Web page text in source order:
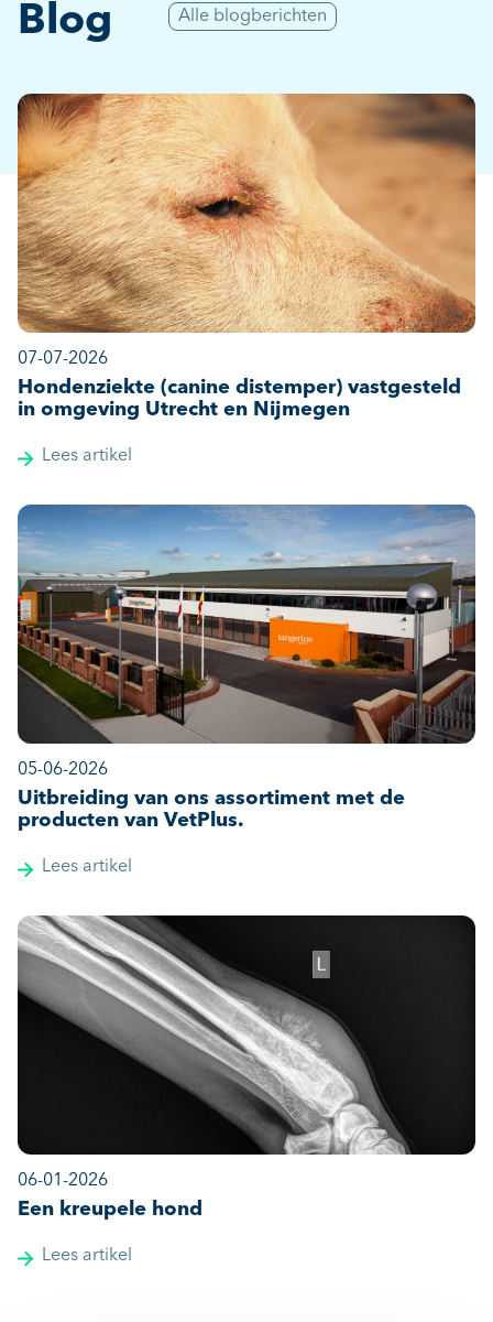
Blog Alle blogberichten
07-07-2026
Hondenziekte (canine distemper) vastgesteld
in omgeving Utrecht en Nijmegen
Lees artikel
05-06-2026
Uitbreiding van ons assortiment met de
producten van VetPlus.
Lees artikel
06-01-2026
Een kreupele hond
Lees artikel